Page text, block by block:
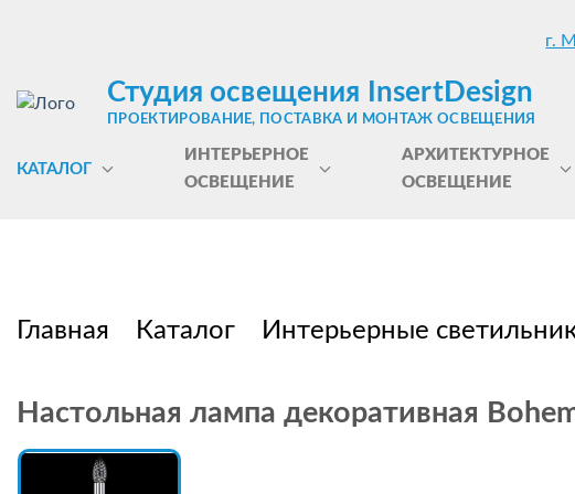
г.
Студия освещения InsertDesign
ПРОЕКТИРОВАНИЕ, ПОСТАВКА И МОНТАЖ ОСВЕЩЕНИЯ
КАТАЛОГ
ИНТЕРЬЕРНОЕ
ОСВЕЩЕНИЕ
АРХИТЕКТУРНОЕ
ОСВЕЩЕНИЕ
Главная Каталог Интерьерные
Настольная лампа декоративная